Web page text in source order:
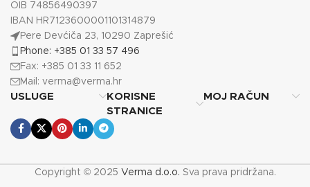
OIB 74856490397
IBAN HR7123600001101314879
Pere Devćiča 23, 10290 Zaprešić
Phone: +385 01 33 57 496
Fax: +385 01 33 11 652
Mail: verma@verma.hr
USLUGE
KORISNE
STRANICE
MOJ RAČUN
Copyright © 2025 Verma d.o.o. Sva prava pridržana.